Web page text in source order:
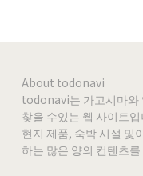
About todonavi
todonavi는 가고시마와
찾을 수있는 웹 사이트
현지 제품, 숙박 시설 및
하는 많은 양의 컨텐츠